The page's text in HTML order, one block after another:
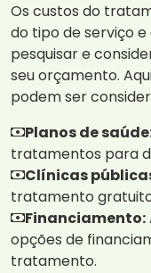
Os custos do
do tipo de serviço
pesquisar e
seu orçamento.
podem ser
Planos de
tratamentos para
Clínicas
tratamento
Financiamento:
opções de
tratamento.